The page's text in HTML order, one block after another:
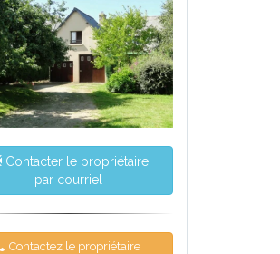
Contacter le propriétaire
par courriel
Contactez le propriétaire